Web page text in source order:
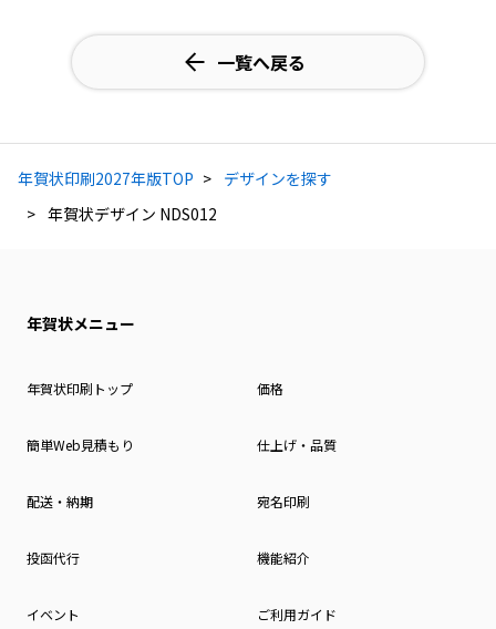
一覧へ戻る
年賀状印刷2027年版TOP
デザインを探す
年賀状デザイン NDS012
年賀状メニュー
年賀状印刷トップ 価格
簡単Web見積もり 仕上げ・品質
配送・納期 宛名印刷
投函代行 機能紹介
イベント ご利用ガイド